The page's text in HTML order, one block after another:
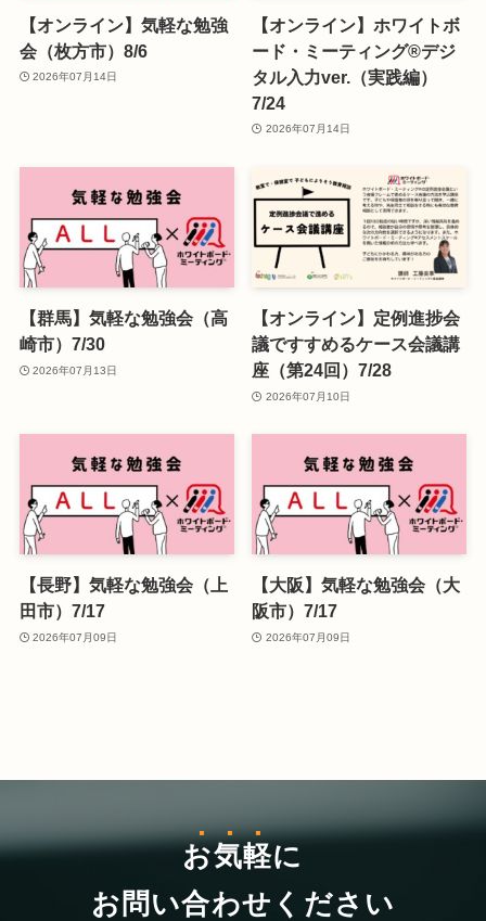
【オンライン】気軽な勉強
会（枚方市）8/6
2026年07月14日
【オンライン】ホワイトボ
ード・ミーティング®デジ
タル入力ver.（実践編）
7/24
2026年07月14日
【群馬】気軽な勉強会（高
崎市）7/30
2026年07月13日
【オンライン】定例進捗会
議ですすめるケース会議講
座（第24回）7/28
2026年07月10日
【長野】気軽な勉強会（上
田市）7/17
2026年07月09日
【大阪】気軽な勉強会（大
阪市）7/17
2026年07月09日
お気軽に
お問い合わせください